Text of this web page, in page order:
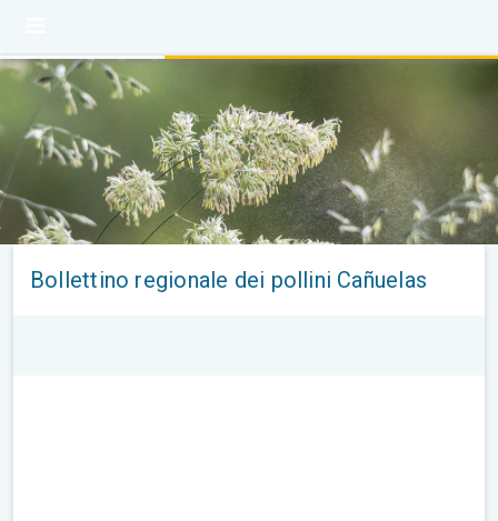
Bollettino regionale dei pollini Cañuelas